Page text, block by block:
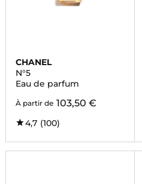
CHANEL
N°5
Eau de parfum
À partir de 103,50 €
4,7 (100)